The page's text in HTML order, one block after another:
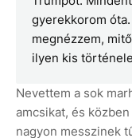
gyerekkorom
megnézzem,
ilyen kis
Nevettem a sok
amcsikat, és
nagyon messzinek